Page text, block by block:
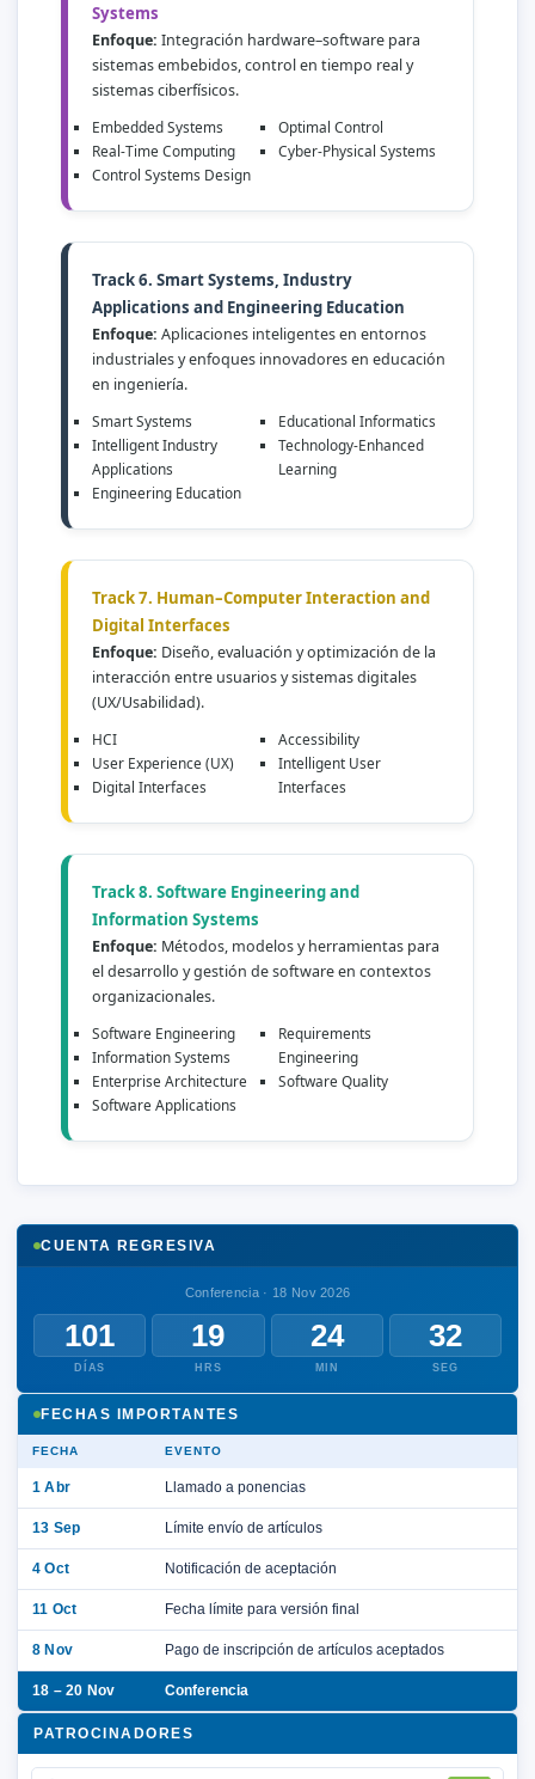
Systems
Enfoque: Integración hardware–software para
sistemas embebidos, control en tiempo real y
sistemas ciberfísicos.
Embedded Systems
Real-Time Computing
Control Systems Design
Optimal Control
Cyber-Physical Systems
Track 6. Smart Systems, Industry
Applications and Engineering Education
Enfoque: Aplicaciones inteligentes en entornos
industriales y enfoques innovadores en educación
en ingeniería.
Smart Systems
Intelligent Industry
Applications
Engineering Education
Educational Informatics
Technology-Enhanced
Learning
Track 7. Human–Computer Interaction and
Digital Interfaces
Enfoque: Diseño, evaluación y optimización de la
interacción entre usuarios y sistemas digitales
(UX/Usabilidad).
HCI
User Experience (UX)
Digital Interfaces
Accessibility
Intelligent User
Interfaces
Track 8. Software Engineering and
Information Systems
Enfoque: Métodos, modelos y herramientas para
el desarrollo y gestión de software en contextos
organizacionales.
Software Engineering
Information Systems
Enterprise Architecture
Software Applications
Requirements
Engineering
Software Quality
CUENTA REGRESIVA
Conferencia · 18 Nov 2026
101
DÍAS
19
HRS
24
MIN
31
SEG
FECHAS IMPORTANTES
FECHA EVENTO
1 Abr Llamado a ponencias
13 Sep Límite envío de artículos
4 Oct Notificación de aceptación
11 Oct Fecha límite para versión final
8 Nov Pago de inscripción de artículos aceptados
18 – 20 Nov Conferencia
PATROCINADORES